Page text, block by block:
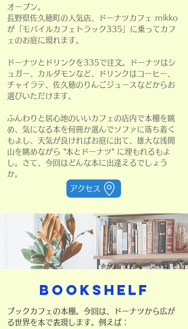
オープン。
長野県佐久穂町の人気店、ドーナツカフェ mikko
が「モバイルカフェトラック335」に乗ってカフ
ェのお庭に現れます。
ドーナツとドリンクを335で注文。ドーナツはシ
ュガー、カルダモンなど
ドリンクはコーヒー、
チャイラテ、佐久穂のりんごジュースなどからお
選びいただけます。
ふんわりと居心地のいいカフェの店内で本棚を眺
め、気になる本を何冊か選んでソファに落ち着く
もよし、天気が良ければお庭に出て、雄大な浅間
山を眺めながら "本とドーナツ" に埋もれるもよ
し。さて、今回はどんな本に出逢えるでしょう
か。
アクセス
BOOKSHELF
ブックカフェの本棚。今回は、ドーナツから広が
る世界を本で表現します。例えば：